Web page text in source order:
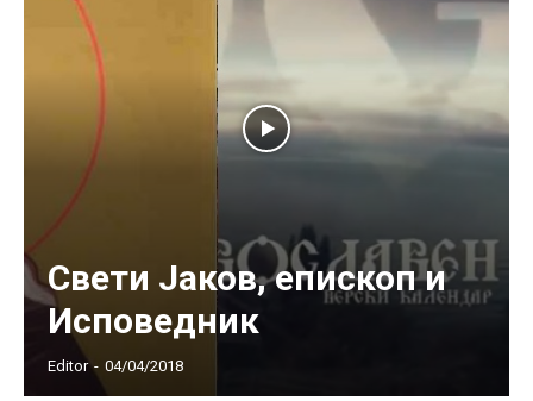
Свети Јаков, епископ и
Исповедник
Editor - 04/04/2018